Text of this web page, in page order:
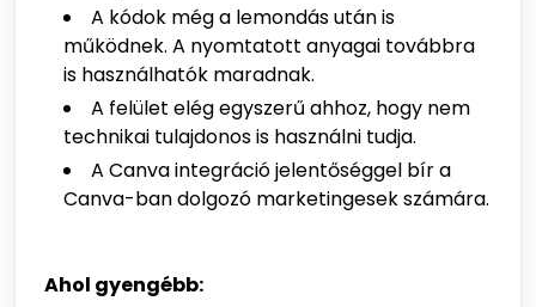
A kódok még a lemondás után is
működnek. A nyomtatott anyagai továbbra
is használhatók maradnak.
A felület elég egyszerű ahhoz, hogy nem
technikai tulajdonos is használni tudja.
A Canva integráció jelentőséggel bír a
Canva-ban dolgozó marketingesek számára.
Ahol gyengébb: